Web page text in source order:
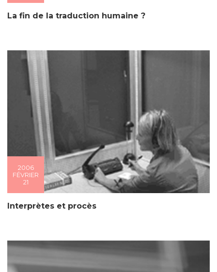
La fin de la traduction humaine ?
2006
FÉVRIER
21
Interprètes et procès